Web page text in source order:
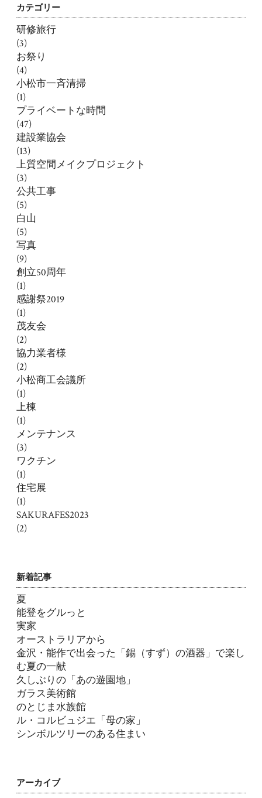
カテゴリー
研修旅行
(3)
お祭り
(4)
小松市一斉清掃
(1)
プライベートな時間
(47)
建設業協会
(13)
上質空間メイクプロジェクト
(3)
公共工事
(5)
白山
(5)
写真
(9)
創立50周年
(1)
感謝祭2019
(1)
茂友会
(2)
協力業者様
(2)
小松商工会議所
(1)
上棟
(1)
メンテナンス
(3)
ワクチン
(1)
住宅展
(1)
SAKURAFES2023
(2)
新着記事
夏
能登をグルっと
実家
オーストラリアから
金沢・能作で出会った「錫（すず）の酒器」で楽し
む夏の一献
久しぶりの「あの遊園地」
ガラス美術館
のとじま水族館
ル・コルビュジエ「母の家」
シンボルツリーのある住まい
アーカイブ